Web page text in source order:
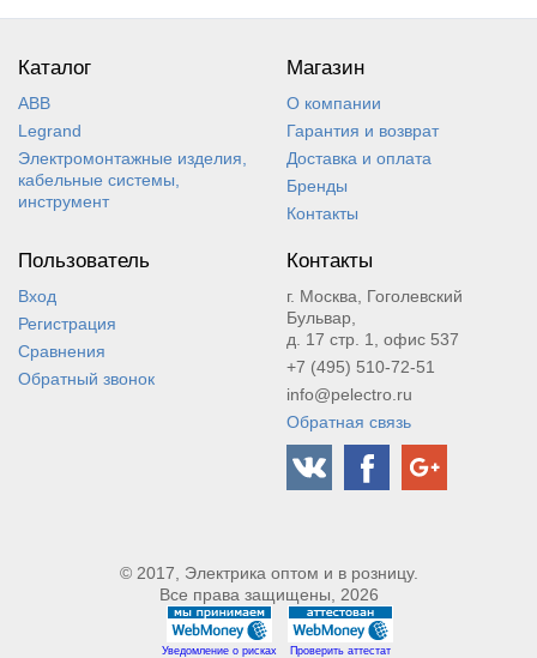
Каталог
ABB
Legrand
Электромонтажные изделия,
кабельные системы,
инструмент
Магазин
О компании
Гарантия и возврат
Доставка и оплата
Бренды
Контакты
Пользователь
Вход
Регистрация
Сравнения
Обратный звонок
Контакты
г. Москва, Гоголевский
Бульвар,
д. 17 стр. 1, офис 537
+7 (495) 510-72-51
info@pelectro.ru
Обратная связь
© 2017, Электрика оптом и в розницу.
Все права защищены, 2026
Уведомление о рисках Проверить аттестат